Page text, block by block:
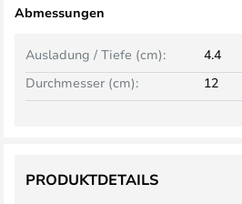
Abmessungen
Ausladung / Tiefe (cm):
4.4
Durchmesser (cm):
12
PRODUKTDETAILS